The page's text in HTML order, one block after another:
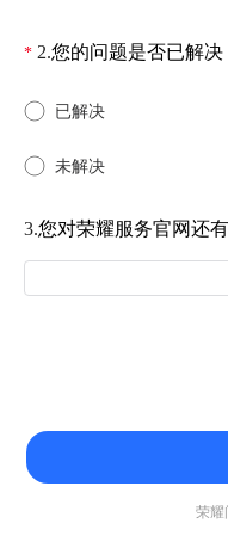
* 2.您的问题是否已解决
已解决
未解决
3.您对荣耀服务官网还
荣耀